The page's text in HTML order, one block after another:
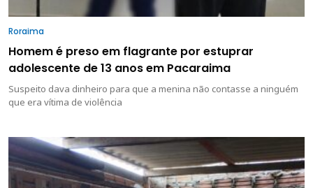
Roraima
Homem é preso em flagrante por estuprar
adolescente de 13 anos em Pacaraima
Suspeito dava dinheiro para que a menina não contasse a ninguém
que era vítima de violência